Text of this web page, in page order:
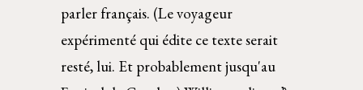
parler français. (Le voyageur
expérimenté qui édite ce texte serait
resté, lui. Et probablement jusqu'au